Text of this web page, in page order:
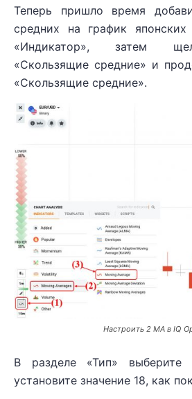
Теперь пришло время
средних на график японских
«Индикатор», затем
«Скользящие средние» и
«Скользящие средние».
Настроить 2 MA в IQ
В разделе «Тип»
установите значение 18, как